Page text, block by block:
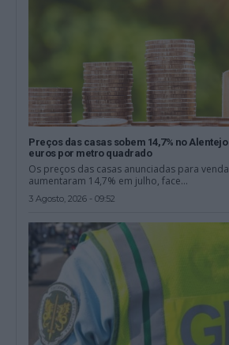
Preços das casas sobem 14,7% no
euros por metro quadrado
Os preços das casas anunciadas para
aumentaram 14,7% em julho, face...
3 Agosto, 2026 - 09:52